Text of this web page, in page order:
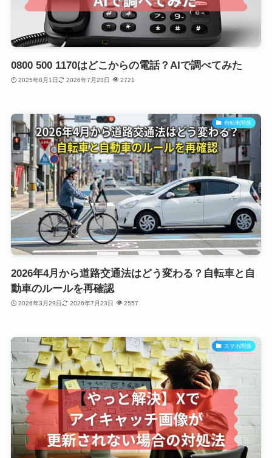
0800 500 1170はどこからの電話？AIで調べてみた
2025年8月1日 2026年7月23日 2721
自転車関係
2026年4月から道路交通法はどう変わる？自転車と自
動車のルールを再確認
2026年3月29日 2026年7月23日 2557
スマホ関係